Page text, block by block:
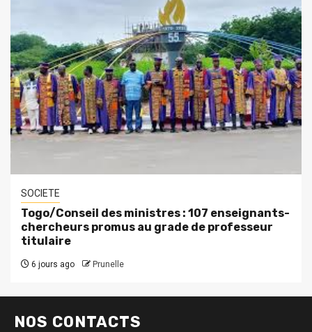
SOCIETE
Togo/Conseil des ministres : 107 enseignants-
chercheurs promus au grade de professeur
titulaire
6 jours ago Prunelle
NOS CONTACTS